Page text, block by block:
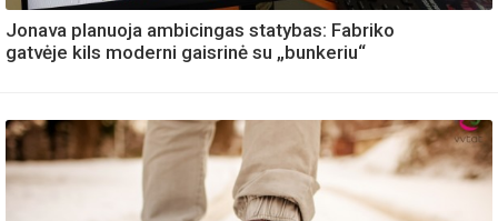
Jonava planuoja ambicingas statybas: Fabriko
gatvėje kils moderni gaisrinė su „bunkeriu“